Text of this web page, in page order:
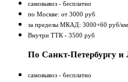
самовывоз - бесплатно
по Москве: от 3000 руб
за пределы МКАД: 3000+60 руб/км
Внутри ТТК - 3500 руб
По Санкт-Петербургу
самовывоз - бесплатно